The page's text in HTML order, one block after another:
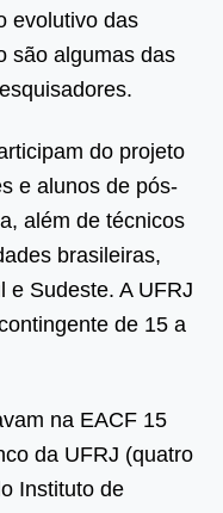
evolutivo das
são algumas das
do projeto
e alunos de pós-
além de técnicos
brasileiras,
e Sudeste. A UFRJ
de 15 a
na EACF 15
da UFRJ (quatro
Instituto de